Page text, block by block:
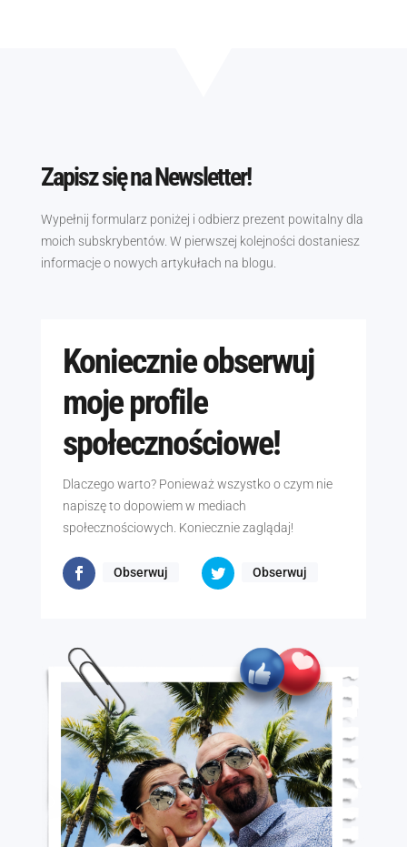
Zapisz się na Newsletter!
Wypełnij formularz poniżej i odbierz prezent powitalny dla
moich subskrybentów. W pierwszej kolejności dostaniesz
informacje o nowych artykułach na blogu.
Koniecznie obserwuj
moje profile
społecznościowe!
Dlaczego warto? Ponieważ wszystko o czym nie
napiszę to dopowiem w mediach
społecznościowych. Koniecznie zaglądaj!
Obserwuj Obserwuj